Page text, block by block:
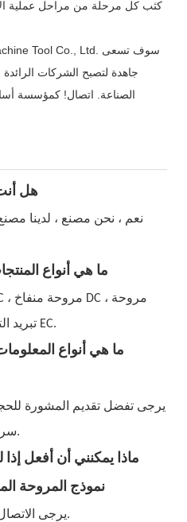
كثب كل مرحلة من مراحل عملية
جاهدة لتصبح الشركات الرائدة
الصناعة. اتصال! كمؤسسة
1. هل
نعم ، نحن مصنع ، لدينا
2. ما هي أنواع
تبريد التيار المتردد ومروحة التبريد EC.
يرجى تفضل تقديم المشورة
سرعة المروحة أو تدفق الهواء.
نموذج المروحة
يرجى الاتصال بنا للمشجعين المخصصين.